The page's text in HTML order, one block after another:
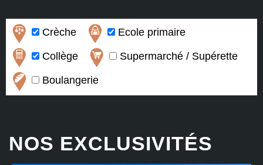
Crèche Ecole primaire
Collège Supermarché / Supérette
Boulangerie
NOS EXCLUSIVITÉS